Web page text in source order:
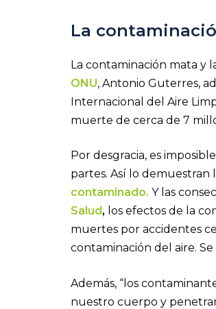
La
La contaminación mata y
ONU, Antonio Guterres,
Internacional del Aire
muerte de cerca de 7
Por desgracia, es
partes. Así lo demuestran
contaminado. Y las
Salud , los efectos de la
muertes por accidentes
contaminación del aire.
Además, “los
nuestro cuerpo y